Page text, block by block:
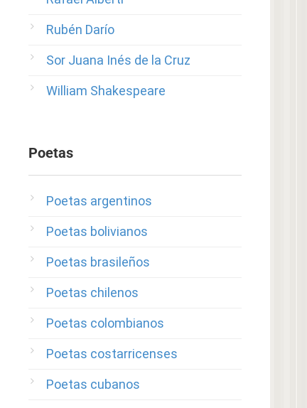
Rubén Darío
Sor Juana Inés de la Cruz
William Shakespeare
Poetas
Poetas argentinos
Poetas bolivianos
Poetas brasileños
Poetas chilenos
Poetas colombianos
Poetas costarricenses
Poetas cubanos